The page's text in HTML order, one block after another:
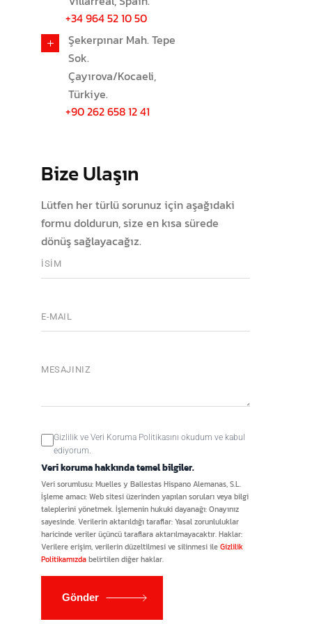
+34 964 52 10 50
Şekerpınar Mah. Tepe
Sok.
Çayırova/Kocaeli,
Türkiye.
+90 262 658 12 41
Bize Ulaşın
Lütfen her türlü sorunuz için aşağıdaki
formu doldurun, size en kısa sürede
dönüş sağlayacağız.
Gizlilik ve Veri Koruma Politikasını okudum ve kabul
ediyorum.
Veri koruma hakkında temel bilgiler.
Veri sorumlusu: Muelles y Ballestas Hispano Alemanas, S.L.
İşleme amacı: Web sitesi üzerinden yapılan soruları veya bilgi
taleplerini yönetmek. İşlemenin hukuki dayanağı: Onayınız
sayesinde. Verilerin aktarıldığı taraflar: Yasal zorunluluklar
haricinde veriler üçüncü taraflara aktarılmayacaktır. Haklar:
Verilere erişim, verilerin düzeltilmesi ve silinmesi ileGizlilik
Politikamızdabelirtilen diğer haklar.
Gönder